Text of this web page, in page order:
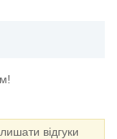
відгуки